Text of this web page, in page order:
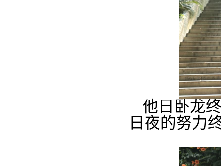
他日卧龙
日夜的努力